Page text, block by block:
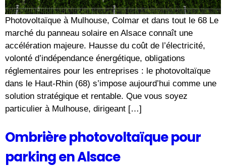
Photovoltaïque à Mulhouse, Colmar et dans tout le 68 Le
marché du panneau solaire en Alsace connaît une
accélération majeure. Hausse du coût de l’électricité,
volonté d’indépendance énergétique, obligations
réglementaires pour les entreprises : le photovoltaïque
dans le Haut-Rhin (68) s’impose aujourd’hui comme une
solution stratégique et rentable. Que vous soyez
particulier à Mulhouse, dirigeant […]
Ombrière photovoltaïque pour
parking en Alsace